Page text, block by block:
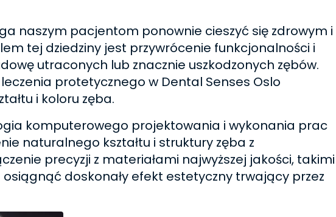
naszym pacjentom ponownie cieszyć się zdrowym i
tej dziedziny jest przywrócenie funkcjonalności i
utraconych lub znacznie uszkodzonych zębów.
protetycznego w Dental Senses Oslo
i koloru zęba.
komputerowego projektowania i wykonania prac
naturalnego kształtu i struktury zęba z
precyzji z materiałami najwyższej jakości, takimi
doskonały efekt estetyczny trwający przez